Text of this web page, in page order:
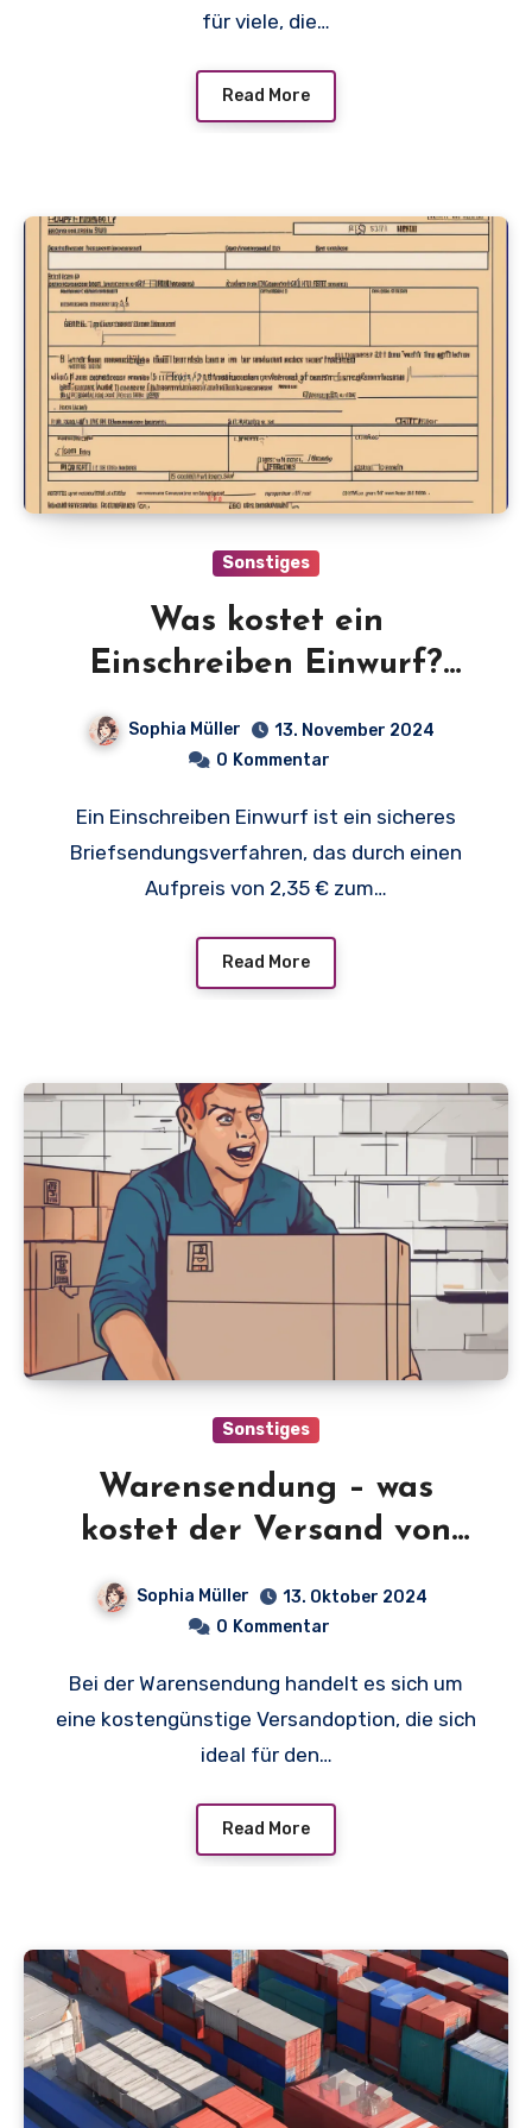
für viele, die…
Read More
Sonstiges
Was kostet ein
Einschreiben Einwurf?
Entdecken Sie die Preise
und Optionen!
Sophia Müller
13. November 2024
0 Kommentar
Ein Einschreiben Einwurf ist ein sicheres
Briefsendungsverfahren, das durch einen
Aufpreis von 2,35 € zum…
Read More
Sonstiges
Warensendung – was
kostet der Versand von
kleinen Waren wirklich?
Sophia Müller
13. Oktober 2024
0 Kommentar
Bei der Warensendung handelt es sich um
eine kostengünstige Versandoption, die sich
ideal für den…
Read More